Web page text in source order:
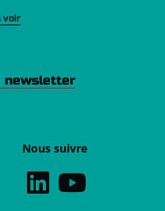
voir
Nous suivre
newsletter